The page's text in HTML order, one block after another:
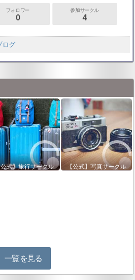
フォロワー
0
参加サークル
4
ログ
式】旅行サークル 【公式】写真サークル
一覧を見る